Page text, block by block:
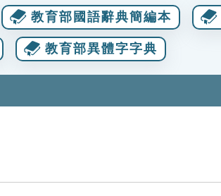
教育部國語辭典簡編本
教育部異體字字典